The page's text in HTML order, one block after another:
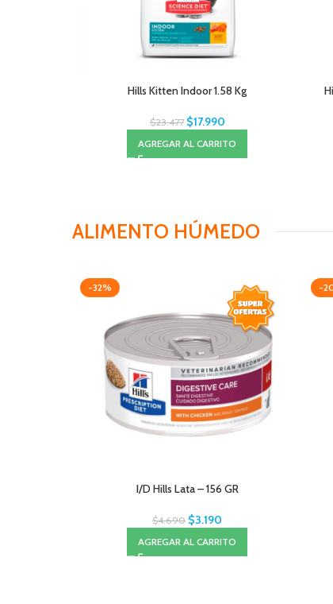
Hills Kitten Indoor 1.58 Kg
$23.477 $17.990
AGREGAR AL CARRITO
ALIMENTO HÚMEDO
-32%
I/D Hills Lata – 156 GR
$4.690 $3.190
AGREGAR AL CARRITO
-